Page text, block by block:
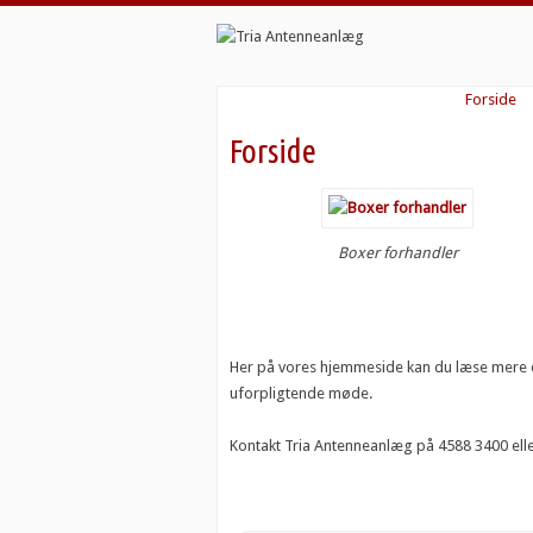
Forside
Forside
Boxer forhandler
Her på vores hjemmeside kan du læse
uforpligtende møde.
Kontakt Tria Antenneanlæg på 4588 3400